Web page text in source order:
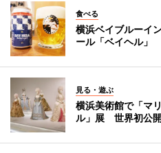
食べる
横浜ベイブルーイ
ール「ベイヘル」
見る・遊ぶ
横浜美術館で「マ
ル」展 世界初公